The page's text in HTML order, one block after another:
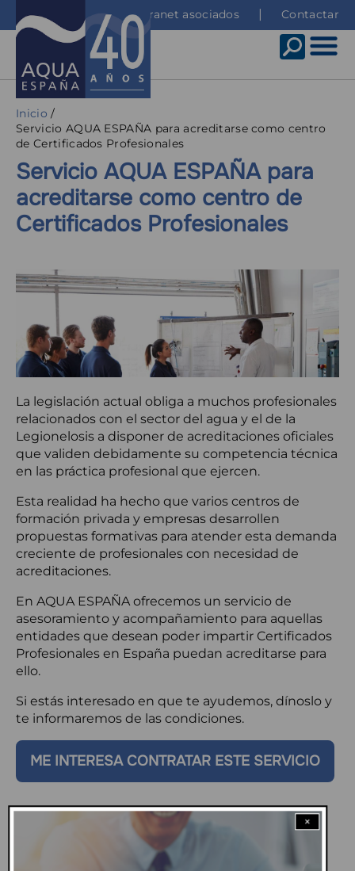
contenido
Top
menu
Intranet asociados Contactar
Sobrescribir
enlaces
de
ayuda
a
la
Inicio
Servicio AQUA ESPAÑA para acreditarse como centro
de Certificados Profesionales
Servicio AQUA ESPAÑA para
acreditarse como centro de
Certificados Profesionales
La legislación actual obliga a muchos profesionales
relacionados con el sector del agua y el de la
Legionelosis a disponer de acreditaciones oficiales
que validen debidamente su competencia técnica
en las práctica profesional que ejercen.
Esta realidad ha hecho que varios centros de
formación privada y empresas desarrollen
propuestas formativas para atender esta demanda
creciente de profesionales con necesidad de
acreditaciones.
En AQUA ESPAÑA ofrecemos un servicio de
asesoramiento y acompañamiento para aquellas
entidades que desean poder impartir Certificados
Profesionales en España puedan acreditarse para
ello.
Si estás interesado en que te ayudemos, dínoslo y
te informaremos de las condiciones.
ME INTERESA CONTRATAR ESTE SERVICIO
×